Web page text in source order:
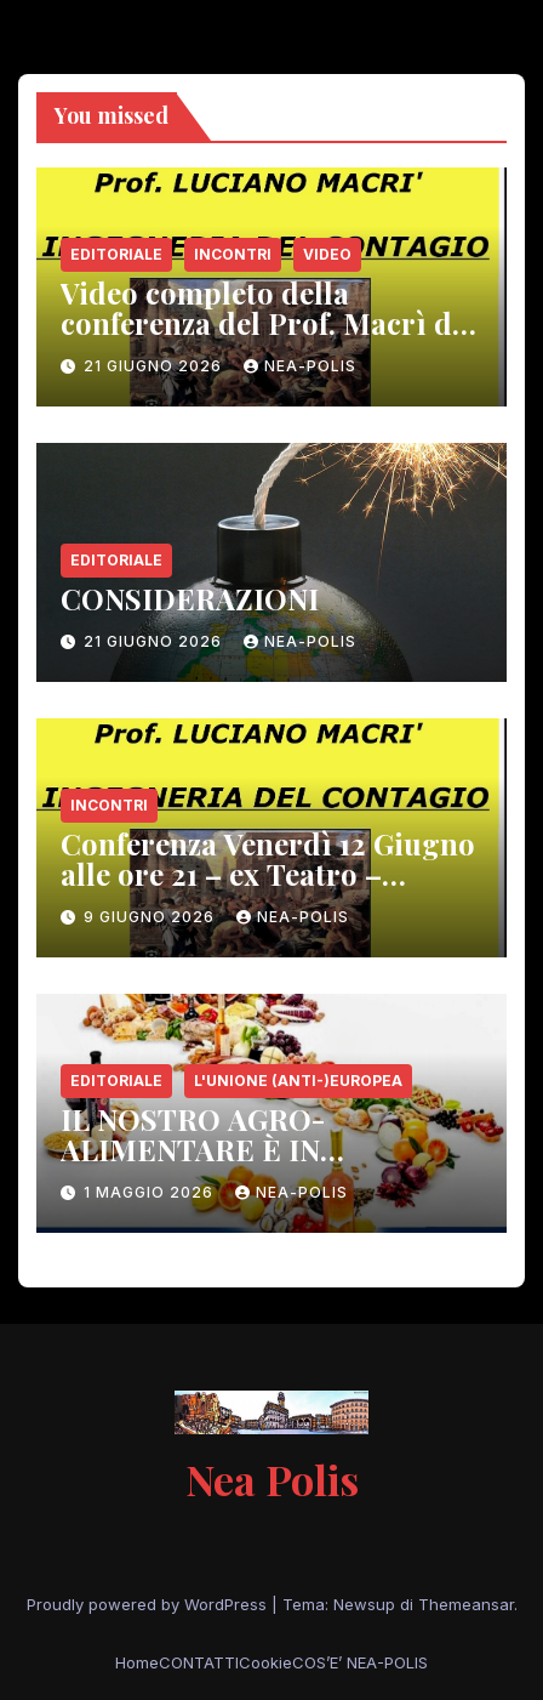
You missed
EDITORIALE INCONTRI VIDEO
Video completo della
conferenza del Prof. Macrì del
12 giugno scorso
21 GIUGNO 2026 NEA-POLIS
EDITORIALE
CONSIDERAZIONI
21 GIUGNO 2026 NEA-POLIS
INCONTRI
Conferenza Venerdì 12 Giugno
alle ore 21 – ex Teatro –
Gambassi Terme –
9 GIUGNO 2026 NEA-POLIS
EDITORIALE L'UNIONE (ANTI-)EUROPEA
IL NOSTRO AGRO-
ALIMENTARE È IN
PERICOLO!
1 MAGGIO 2026 NEA-POLIS
Nea Polis
Proudly powered by WordPress Tema: Newsup di Themeansar.
HomeCONTATTICookieCOS’E’ NEA-POLIS